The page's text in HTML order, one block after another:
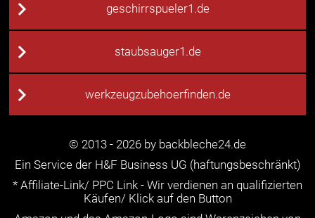
geschirrspueler1.de
staubsauger1.de
werkzeugzubehoerfinden.de
© 2013 - 2026 by backbleche24.de
Ein Service der H&F Business UG (haftungsbeschränkt)
* Affiliate-Link/ PPC Link - Wir verdienen an qualifizierten
Käufen/ Klick auf den Button